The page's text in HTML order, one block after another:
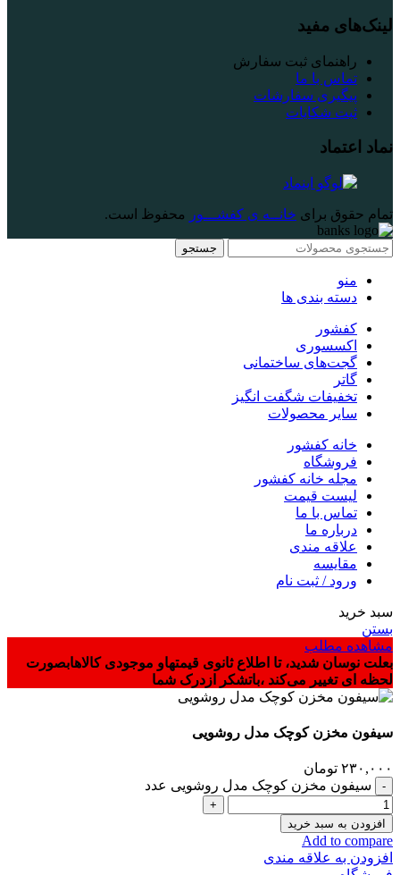
لینک‌های مفید
راهنمای ثبت سفارش
تماس با ما
پیگیری سفارشات
ثبت شکایات
نماد اعتماد
تمام حقوق برای خانــه ی کفشـــور محفوظ است.
جستجو
منو
دسته بندی ها
کفشور
اکسسوری
گجت‌های ساختمانی
گاتر
تخفیفات شگفت انگیز
سایر محصولات
خانه کفشور
فروشگاه
مجله خانه کفشور
لیست قیمت
تماس با ما
درباره ما
علاقه مندی
مقایسه
ورود / ثبت نام
سبد خرید
بستن
مشاهده مطلب
بعلت نوسان شدید، تا اطلاع ثانوی قیمتهاو موجودی کالاهابصورت
لحظه ای تغییر می‌کند ،باتشکر ازدرک شما
سیفون مخزن کوچک مدل روشویی
۲۳۰,۰۰۰ تومان
سیفون مخزن کوچک مدل روشویی عدد
افزودن به سبد خرید
Add to compare
افزودن به علاقه مندی